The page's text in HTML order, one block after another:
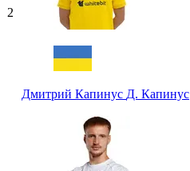
2
Дмитрий Капинус Д. Капинус